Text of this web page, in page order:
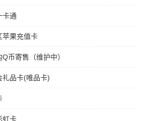
卡通
苹果充值卡
币寄售（维护中）
礼品卡(唯品卡)
虹卡